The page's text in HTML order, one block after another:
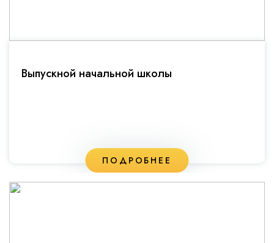
Выпускной начальной школы
ПОДРОБНЕЕ